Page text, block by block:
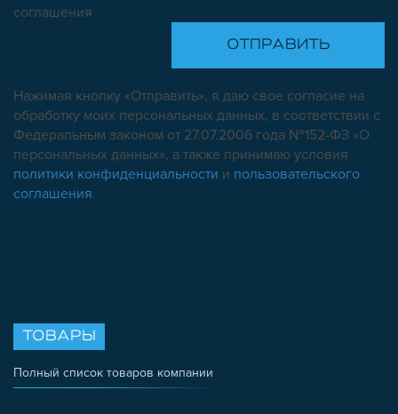
соглашения
Нажимая кнопку «Отправить», я даю свое согласие на
обработку моих персональных данных, в соответствии с
Федеральным законом от 27.07.2006 года №152-ФЗ «О
персональных данных», а также принимаю условия
политики конфиденциальности и пользовательского
соглашения.
ТОВАРЫ
Полный список товаров компании